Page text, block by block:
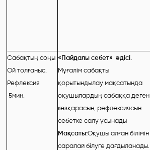
Сабақтың соңы
Ой толғаныс.
Рефлексия
5мин.
«Пайдалы себет» әдісі.
Мұғалім сабақты
қорытындылау мақсатында
оқушылардың сабаққа деген
көзқарасын, рефлексиясын
себетке салу ұсынады
Мақсаты:Оқушы алған білімін
саралай білуге дағдыланады.